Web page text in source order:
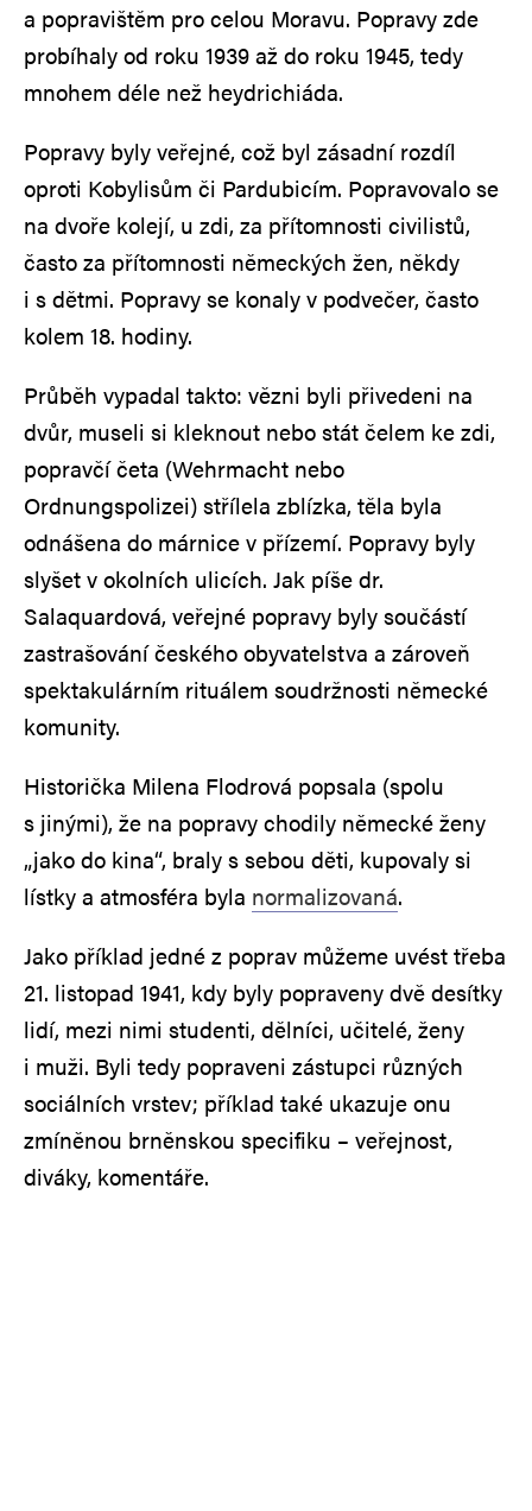
a popravištěm pro celou Moravu. Popravy zde
probíhaly od roku 1939 až do roku 1945, tedy
mnohem déle než heydrichiáda.
Popravy byly veřejné, což byl zásadní rozdíl
oproti Kobylisům či Pardubicím. Popravovalo se
na dvoře kolejí, u zdi, za přítomnosti civilistů,
často za přítomnosti německých žen, někdy
i s dětmi. Popravy se konaly v podvečer, často
kolem 18. hodiny.
Průběh vypadal takto: vězni byli přivedeni na
dvůr, museli si kleknout nebo stát čelem ke zdi,
popravčí četa (Wehrmacht nebo
Ordnungspolizei) střílela zblízka, těla byla
odnášena do márnice v přízemí. Popravy byly
slyšet v okolních ulicích. Jak píše dr.
Salaquardová, veřejné popravy byly součástí
zastrašování českého obyvatelstva a zároveň
spektakulárním rituálem soudržnosti německé
komunity.
Historička Milena Flodrová popsala (spolu
s jinými), že na popravy chodily německé ženy
„jako do kina“, braly s sebou děti, kupovaly si
lístky a atmosféra byla normalizovaná.
Jako příklad jedné z poprav můžeme uvést třeba
21. listopad 1941, kdy byly popraveny dvě desítky
lidí, mezi nimi studenti, dělníci, učitelé, ženy
i muži. Byli tedy popraveni zástupci různých
sociálních vrstev; příklad také ukazuje onu
zmíněnou brněnskou specifiku – veřejnost,
diváky, komentáře.